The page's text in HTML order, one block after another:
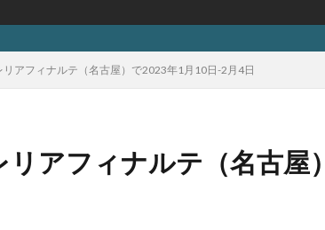
アフィナルテ（名古屋）で2023年1月10日-2月4日
アフィナルテ（名古屋